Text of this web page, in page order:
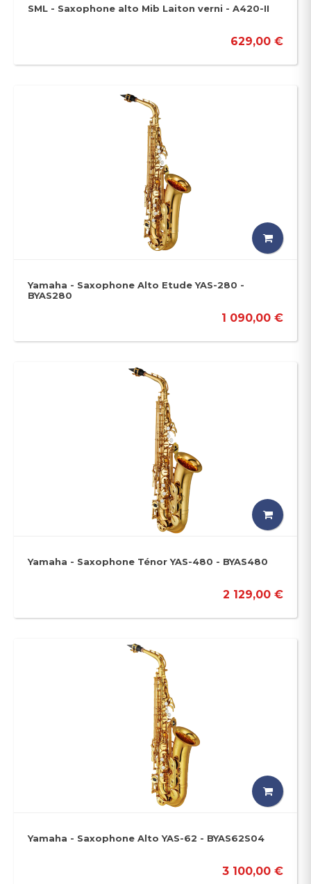
SML - Saxophone alto Mib Laiton verni - A420-II
629,00 €
Yamaha - Saxophone Alto Etude YAS-280 -
BYAS280
1 090,00 €
Yamaha - Saxophone Ténor YAS-480 - BYAS480
2 129,00 €
Yamaha - Saxophone Alto YAS-62 - BYAS62S04
3 100,00 €